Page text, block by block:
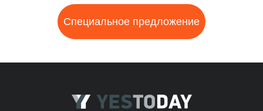
Специальное предложение